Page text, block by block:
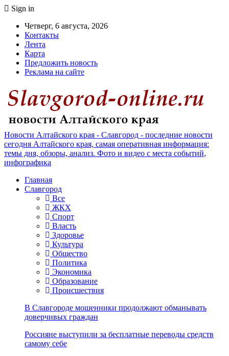
Sign in
Четверг, 6 августа, 2026
Контакты
Лента
Карта
Предложить новость
Реклама на сайте
Новости Алтайского края - Славгород - последние новости
сегодня Алтайского края, самая оперативная информация:
темы дня, обзоры, анализ. Фото и видео с места событий,
инфографика
Главная
Славгород
Все
ЖКХ
Спорт
Власть
Здоровье
Культура
Общество
Политика
Экономика
Образование
Происшествия
В Славгороде мошенники продолжают обманывать
доверчивых граждан
Россияне выступили за бесплатные переводы средств
самому себе